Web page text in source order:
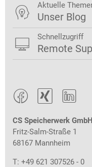
  
CS Speicherwerk GmbH
Fritz-Salm-Straße 1
68167 Mannheim
T: +49 621 307526 - 0
 Aktuelle
Unser Blog
 Schnellzugriff
Remote